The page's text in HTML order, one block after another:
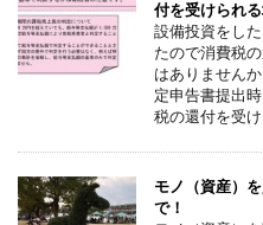
付を受けられ
設備投資をし
たので消費税
はありません
定申告書提出
税の還付を受
モノ（資産）
で！